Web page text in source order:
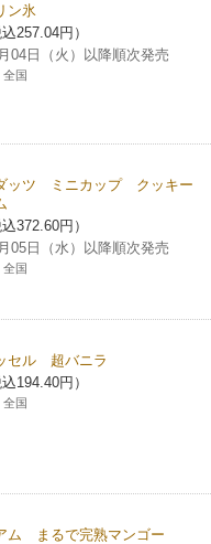
限定）
店舗限定）
クローク」（店舗限定）
ン氷
257.04円）
04日（火）以降順次発売
全国
ッツ ミニカップ クッキー
372.60円）
05日（水）以降順次発売
全国
セル 超バニラ
194.40円）
全国
ム まるで完熟マンゴー